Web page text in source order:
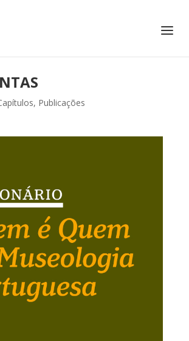
, Publicações